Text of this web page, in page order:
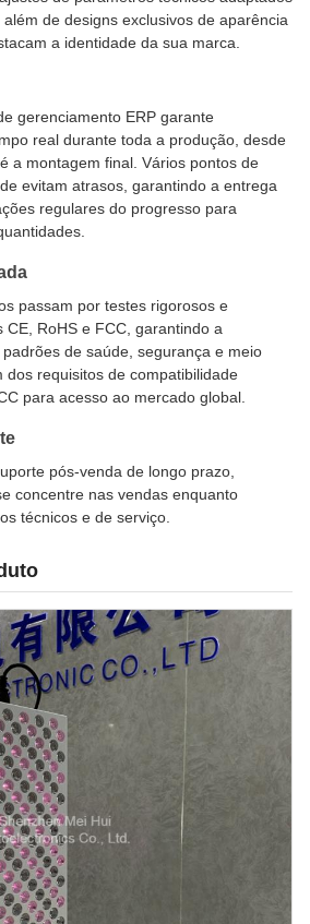
de designs exclusivos de aparência
a identidade da sua marca.
gerenciamento ERP garante
real durante toda a produção, desde
a montagem final. Vários pontos de
evitam atrasos, garantindo a entrega
regulares do progresso para
passam por testes rigorosos e
CE, RoHS e FCC, garantindo a
de saúde, segurança e meio
dos requisitos de compatibilidade
para acesso ao mercado global.
pós-venda de longo prazo,
concentre nas vendas enquanto
técnicos e de serviço.